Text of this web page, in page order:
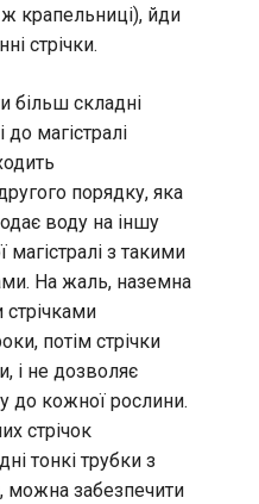
крапельниці), йди
стрічки.
більш складні
магістралі
порядку, яка
воду на іншу
магістралі з такими
На жаль, наземна
потім стрічки
і не дозволяє
до кожної рослини.
стрічок
тонкі трубки з
можна забезпечити